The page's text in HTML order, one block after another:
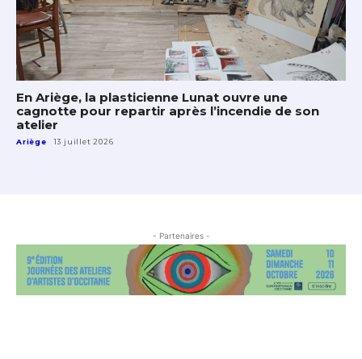
En Ariège, la plasticienne Lunat ouvre une
cagnotte pour repartir après l’incendie de son
atelier
Ariège 13 juillet 2026
- Partenaires -